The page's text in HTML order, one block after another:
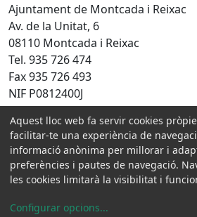
Ajuntament de Montcada i Reixac
Av. de la Unitat, 6
08110 Montcada i Reixac
Tel. 935 726 474
Fax 935 726 493
NIF P0812400J
Amb la col·laboració de:
Aquest lloc web fa servir cookies
facilitar-te una experiència de
informació anònima per millorar i
preferències i pautes de navegació.
les cookies limitarà la visibilitat i
Configurar opcions...